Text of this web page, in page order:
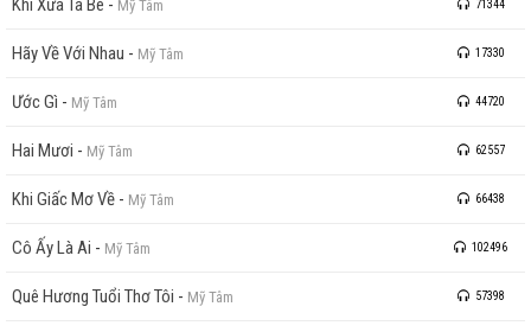
Mỹ Tâm 71344
Hãy Về Với Nhau - Mỹ Tâm 17330
Ước Gì - Mỹ Tâm 44720
Hai Mươi - Mỹ Tâm 62557
Khi Giấc Mơ Về - Mỹ Tâm 66438
Cô Ấy Là Ai - Mỹ Tâm 102496
Quê Hương Tuổi Thơ Tôi - Mỹ Tâm 57398